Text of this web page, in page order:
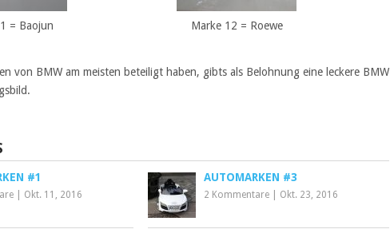
= Baojun Marke 12 = Roewe
von BMW am meisten beteiligt haben, gibts als Belohnung eine leckere BMW
#1
Okt. 11, 2016
AUTOMARKEN #3
2 Kommentare Okt. 23, 2016